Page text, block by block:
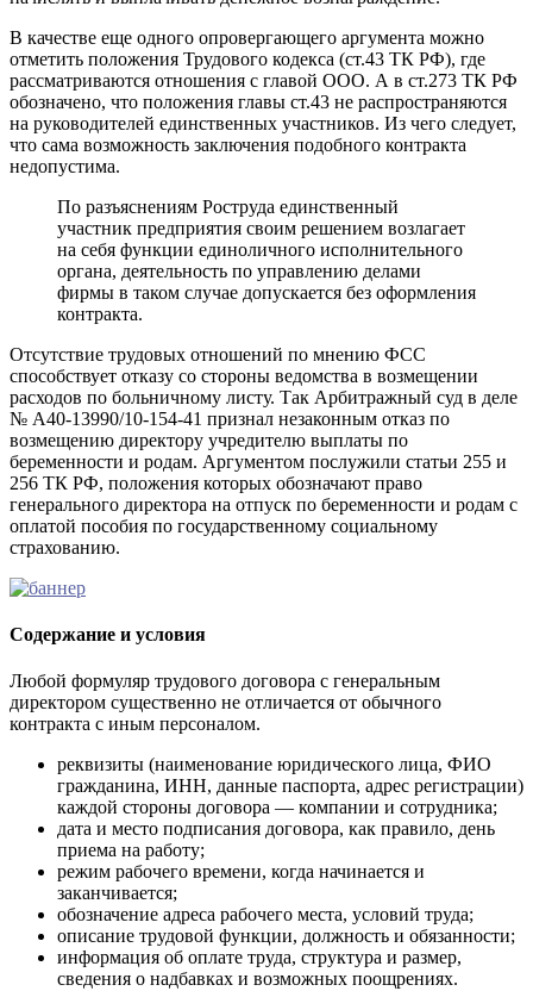
В качестве еще одного опровергающего аргумента можно
отметить положения Трудового кодекса (ст.43 ТК РФ), где
рассматриваются отношения с главой ООО. А в ст.273 ТК РФ
обозначено, что положения главы ст.43 не распространяются
на руководителей единственных участников. Из чего следует,
что сама возможность заключения подобного контракта
недопустима.
По разъяснениям Роструда единственный
участник предприятия своим решением возлагает
на себя функции единоличного исполнительного
органа, деятельность по управлению делами
фирмы в таком случае допускается без оформления
контракта.
Отсутствие трудовых отношений по мнению ФСС
способствует отказу со стороны ведомства в возмещении
расходов по больничному листу. Так Арбитражный суд в деле
№ А40-13990/10-154-41 признал незаконным отказ по
возмещению директору учредителю выплаты по
беременности и родам. Аргументом послужили статьи 255 и
256 ТК РФ, положения которых обозначают право
генерального директора на отпуск по беременности и родам с
оплатой пособия по государственному социальному
страхованию.
Содержание и условия
Любой формуляр трудового договора с генеральным
директором существенно не отличается от обычного
контракта с иным персоналом.
реквизиты (наименование юридического лица, ФИО
гражданина, ИНН, данные паспорта, адрес регистрации)
каждой стороны договора — компании и сотрудника;
дата и место подписания договора, как правило, день
приема на работу;
режим рабочего времени, когда начинается и
заканчивается;
обозначение адреса рабочего места, условий труда;
описание трудовой функции, должность и обязанности;
информация об оплате труда, структура и размер,
сведения о надбавках и возможных поощрениях.